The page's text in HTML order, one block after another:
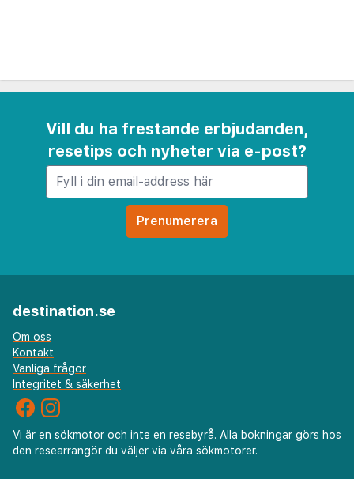
Mercure Hotel Yokosuka erbjuder också ett
bekväma tvättjänster. Med sitt utmärkta läge
nära shopping, restauranger och kulturella platser
är hotellet en perfekt bas för att upptäcka
charmen i Yokosuka och den omgivande
Kanagawa-regionen.
Vill du ha frestande erbjudanden,
resetips och nyheter via e-post?
destination.se
Om oss
Kontakt
Vanliga frågor
Integritet & säkerhet
Vi är en sökmotor och inte en resebyrå. Alla bokningar görs hos
den researrangör du väljer via våra sökmotorer.